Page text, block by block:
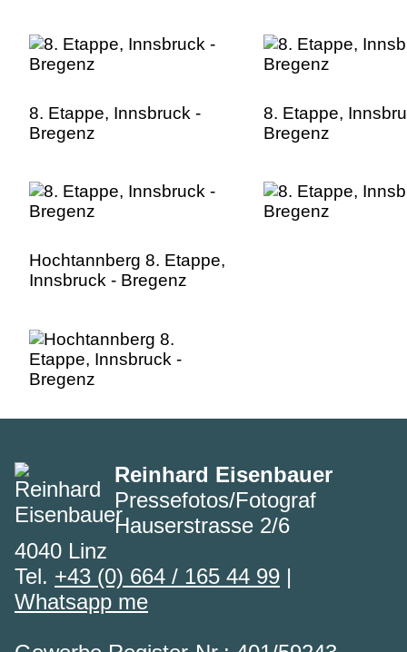
8. Etappe, Innsbruck -
Bregenz
8. Etappe,
Bregenz
Hochtannberg 8. Etappe,
Innsbruck - Bregenz
Reinhard Eisenbauer
Pressefotos/Fotograf
Hauserstrasse 2/6
4040 Linz
Tel. +43 (0) 664 / 165 44 99 |
Whatsapp me